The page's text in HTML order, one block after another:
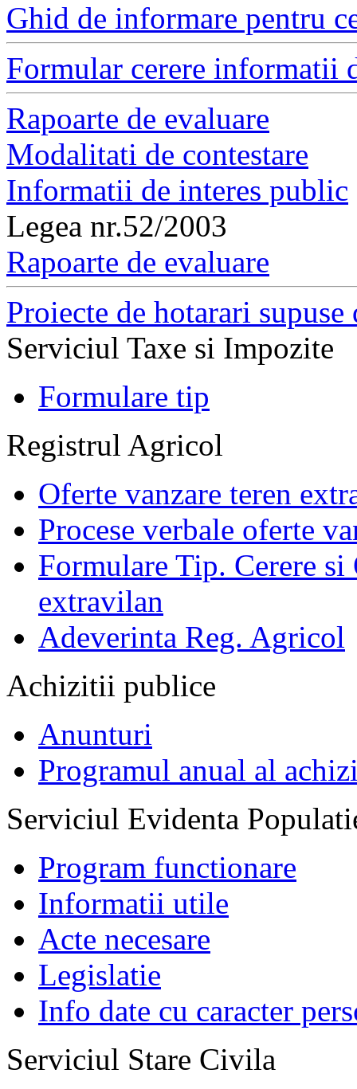
Ghid de informare pentru
Formular cerere informatii
Rapoarte de evaluare
Modalitati de contestare
Informatii de interes public
Legea nr.52/2003
Rapoarte de evaluare
Proiecte de hotarari
Serviciul Taxe si Impozite
Formulare tip
Registrul Agricol
Oferte vanzare teren
Procese verbale oferte
Formulare Tip. Cerere si
extravilan
Adeverinta Reg. Agricol
Achizitii publice
Anunturi
Programul anual al
Serviciul Evidenta
Program functionare
Informatii utile
Acte necesare
Legislatie
Info date cu caracter
Serviciul Stare Civila